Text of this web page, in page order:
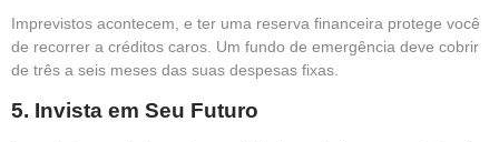
Imprevistos acontecem, e ter uma reserva financeira protege você
de recorrer a créditos caros. Um fundo de emergência deve cobrir
de três a seis meses das suas despesas fixas.
5. Invista em Seu Futuro